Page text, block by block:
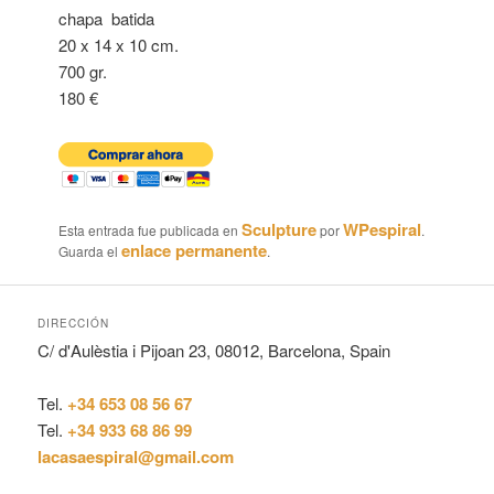
chapa batida
20 x 14 x 10 cm.
700 gr.
180 €
Esta entrada fue publicada enSculptureporWPespiral.
Guarda elenlace permanente.
DIRECCIÓN
C/ d'Aulèstia i Pijoan 23, 08012, Barcelona, Spain
Tel. +34 653 08 56 67
Tel. +34 933 68 86 99
lacasaespiral@gmail.com